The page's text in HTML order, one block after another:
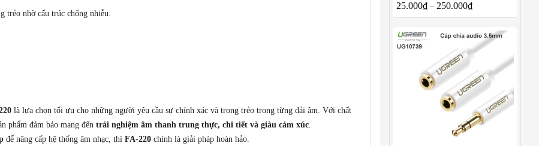
trẻo nhờ cấu trúc chống nhiễu.
là lựa chọn tối ưu cho những người yêu cầu sự chính xác và trong trẻo trong từng dải âm. Với chất
phẩm đảm bảo mang đến trải nghiệm âm thanh trung thực, chi tiết và giàu cảm xúc.
để nâng cấp hệ thống âm nhạc, thì FA-220 chính là giải pháp hoàn hảo.
25.000₫ –250.000₫